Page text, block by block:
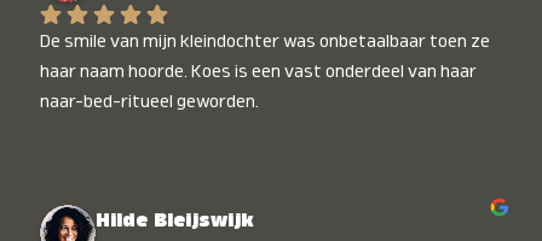
De smile van mijn kleindochter was onbetaalbaar toen ze
haar naam hoorde. Koes is een vast onderdeel van haar
naar-bed-ritueel geworden.
Hilde Bleijswijk